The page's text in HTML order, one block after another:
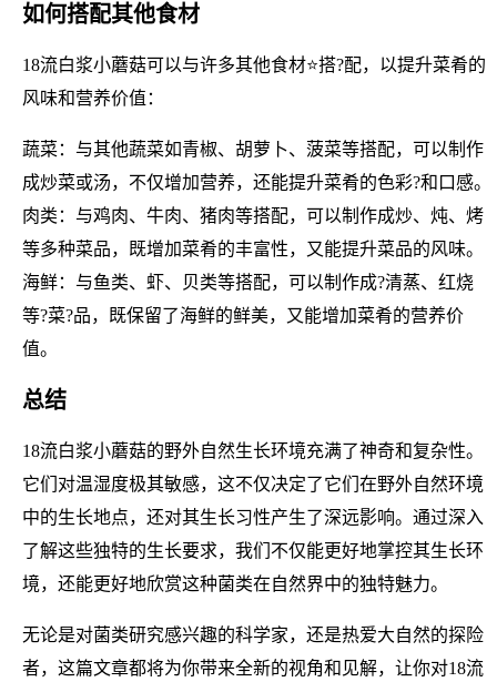
如何搭配其他食材
18流白浆小蘑菇可以与许多其他食材⭐搭?配，以提升菜肴的
风味和营养价值：
蔬菜：与其他蔬菜如青椒、胡萝卜、菠菜等搭配，可以制作
成炒菜或汤，不仅增加营养，还能提升菜肴的色彩?和口感。
肉类：与鸡肉、牛肉、猪肉等搭配，可以制作成炒、炖、烤
等多种菜品，既增加菜肴的丰富性，又能提升菜品的风味。
海鲜：与鱼类、虾、贝类等搭配，可以制作成?清蒸、红烧
等?菜?品，既保留了海鲜的鲜美，又能增加菜肴的营养价
值。
总结
18流白浆小蘑菇的野外自然生长环境充满了神奇和复杂性。
它们对温湿度极其敏感，这不仅决定了它们在野外自然环境
中的生长地点，还对其生长习性产生了深远影响。通过深入
了解这些独特的生长要求，我们不仅能更好地掌控其生长环
境，还能更好地欣赏这种菌类在自然界中的独特魅力。
无论是对菌类研究感兴趣的科学家，还是热爱大自然的探险
者，这篇文章都将为你带来全新的视角和见解，让你对18流